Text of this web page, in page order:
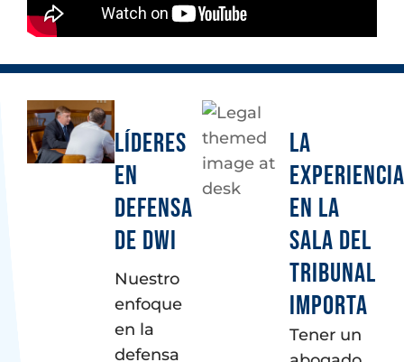
LÍDERES
EN
DEFENSA
DE DWI
Nuestro
enfoque
en la
defensa
LA
EXPERIENCIA
EN LA
SALA DEL
TRIBUNAL
IMPORTA
Tener un